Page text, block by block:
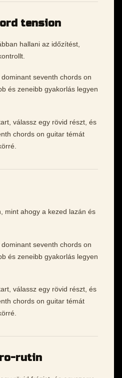
tension
hallani az időzítést,
seventh chords on
és zeneibb gyakorlás legyen
válassz egy rövid részt, és
chords on guitar témát
mint ahogy a kezed lazán és
seventh chords on
és zeneibb gyakorlás legyen
válassz egy rövid részt, és
chords on guitar témát
rutin